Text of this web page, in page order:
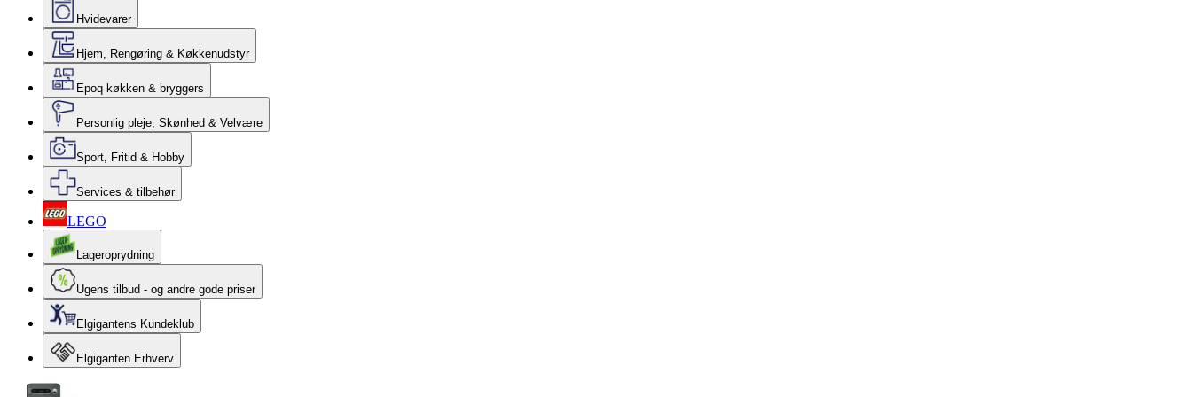
Hvidevarer
Hjem, Rengøring & Køkkenudstyr
Epoq køkken & bryggers
Personlig pleje, Skønhed & Velvære
Sport, Fritid & Hobby
Services & tilbehør
LEGO
Lageroprydning
Ugens tilbud - og andre gode priser
Elgigantens Kundeklub
Elgiganten Erhverv